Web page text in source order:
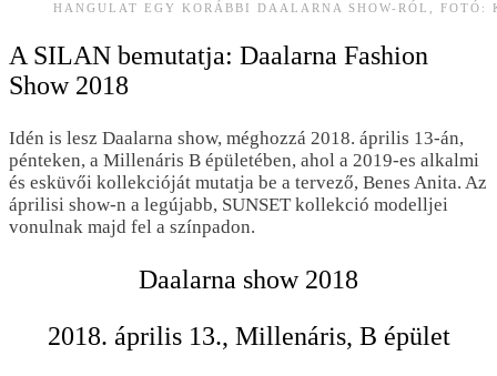
HANGULAT EGY KORÁBBI DAALARNA SHOW-RÓL, FOTÓ:
A SILAN bemutatja: Daalarna Fashion
Show 2018
Idén is lesz Daalarna show, méghozzá 2018. április 13-án,
pénteken, a Millenáris B épületében, ahol a 2019-es alkalmi
és esküvői kollekcióját mutatja be a tervező, Benes Anita. Az
áprilisi show-n a legújabb, SUNSET kollekció modelljei
vonulnak majd fel a színpadon.
Daalarna show 2018
2018. április 13., Millenáris, B épület